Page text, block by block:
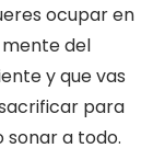
ocupar en
del
y que vas
para
sonar a todo.